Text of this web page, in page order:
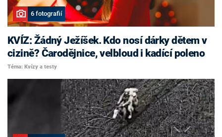
6 fotografií
KVÍZ: Žádný Ježíšek. Kdo nosí dárky dětem v
cizině? Čarodějnice, velbloud i kadící poleno
Téma: Kvízy a testy